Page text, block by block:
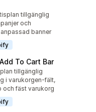
totalt
tillgänglig
och
banner
To Cart Bar
tillgänglig
i varukorgen-fält,
fäst varukorg